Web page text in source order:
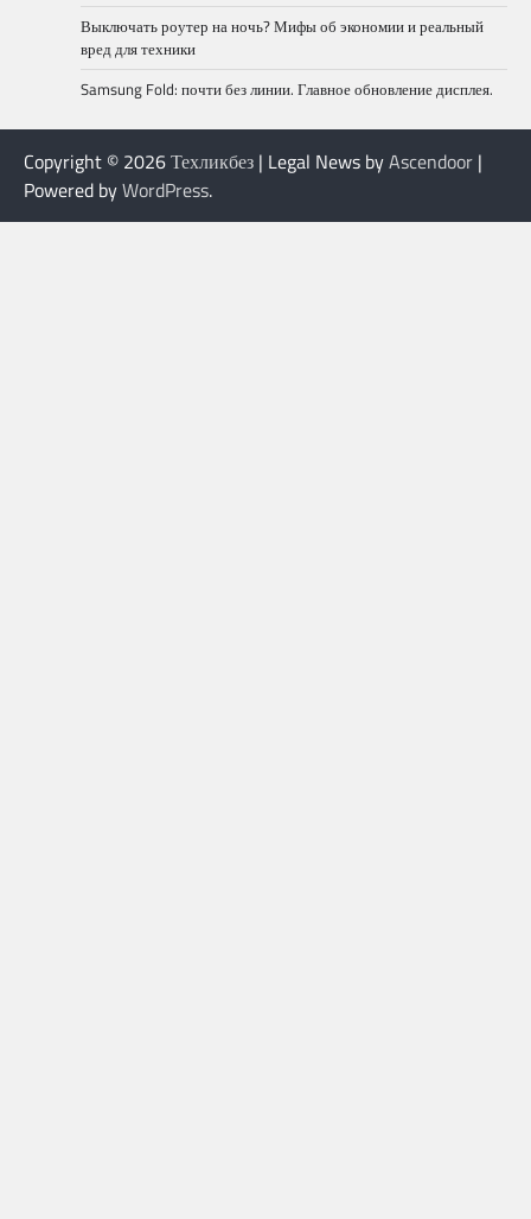
Выключать роутер на ночь? Мифы об экономии и реальный
вред для техники
Samsung Fold: почти без линии. Главное обновление дисплея.
Copyright © 2026Техликбез | Legal News byAscendoor |
Powered byWordPress.